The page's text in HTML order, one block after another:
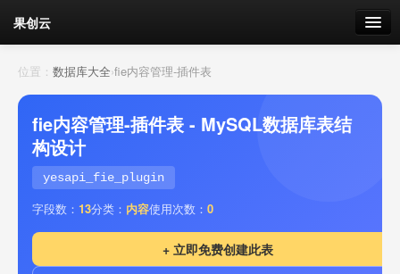
果创云
数据表单
API接口
云存储
流量 剩余接口流量
位置： 数据库大全›fie内容管理-插件表
fie内容管理-插件表 - MySQL数据库表结
构设计
yesapi_fie_plugin
字段数： 13分类： 内容使用次数： 0
+ 立即免费创建此表